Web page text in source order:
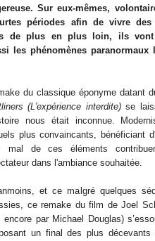
Sur eux-mêmes,
périodes afin de vivre
de plus en plus loin, ils
les phénomènes
du classique éponyme datant
(L'expérience interdite)se
nous était inconnue.
plus convaincants, bénéficiant
mal de ces éléments
dans l'ambiance souhaitée.
et ce malgré quelques
ce remake du film de Joel
encore par Michael Douglas)
un final des plus décevants